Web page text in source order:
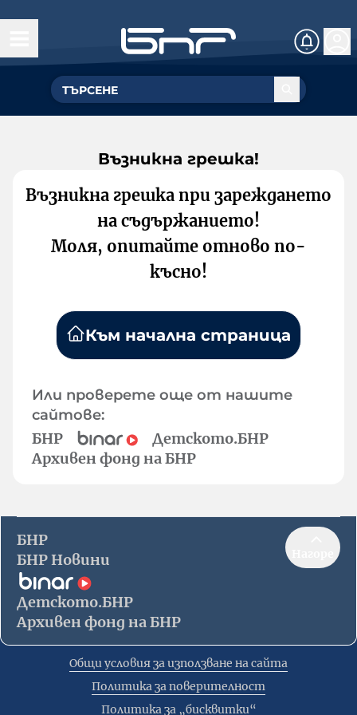
Възникна грешка!
Възникна грешка при зареждането
на съдържанието!
Моля, опитайте отново по-
късно!
Към начална страница
Или проверете още от нашите
сайтове:
БНР
Детското.БНР
Архивен фонд на БНР
БНР
БНР Новини
Детското.БНР
Архивен фонд на БНР
Общи условия за използване на сайта
Политика за поверителност
Политика за „бисквитки“